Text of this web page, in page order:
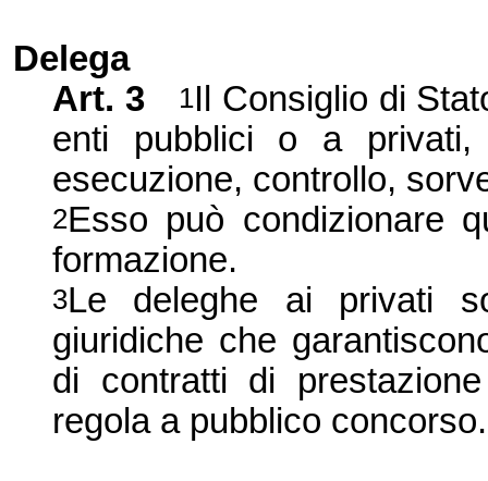
Delega
Art. 3
1Il Consiglio di
enti pubblici o a
esecuzione, controllo,
2Esso può condizionare
formazione.
3Le deleghe ai privati
giuridiche che
di contratti di
regola a pubblico concorso.